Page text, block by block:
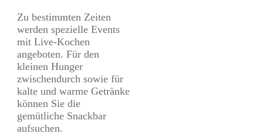
Zu bestimmten Zeiten
werden spezielle Events
mit Live-Kochen
angeboten. Für den
kleinen Hunger
zwischendurch sowie für
kalte und warme Getränke
können Sie die
gemütliche Snackbar
aufsuchen.